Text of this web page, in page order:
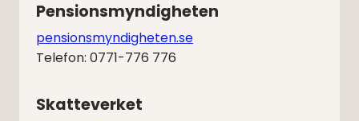
Pensionsmyndigheten
pensionsmyndigheten.se
Telefon: 0771-776 776
Skatteverket